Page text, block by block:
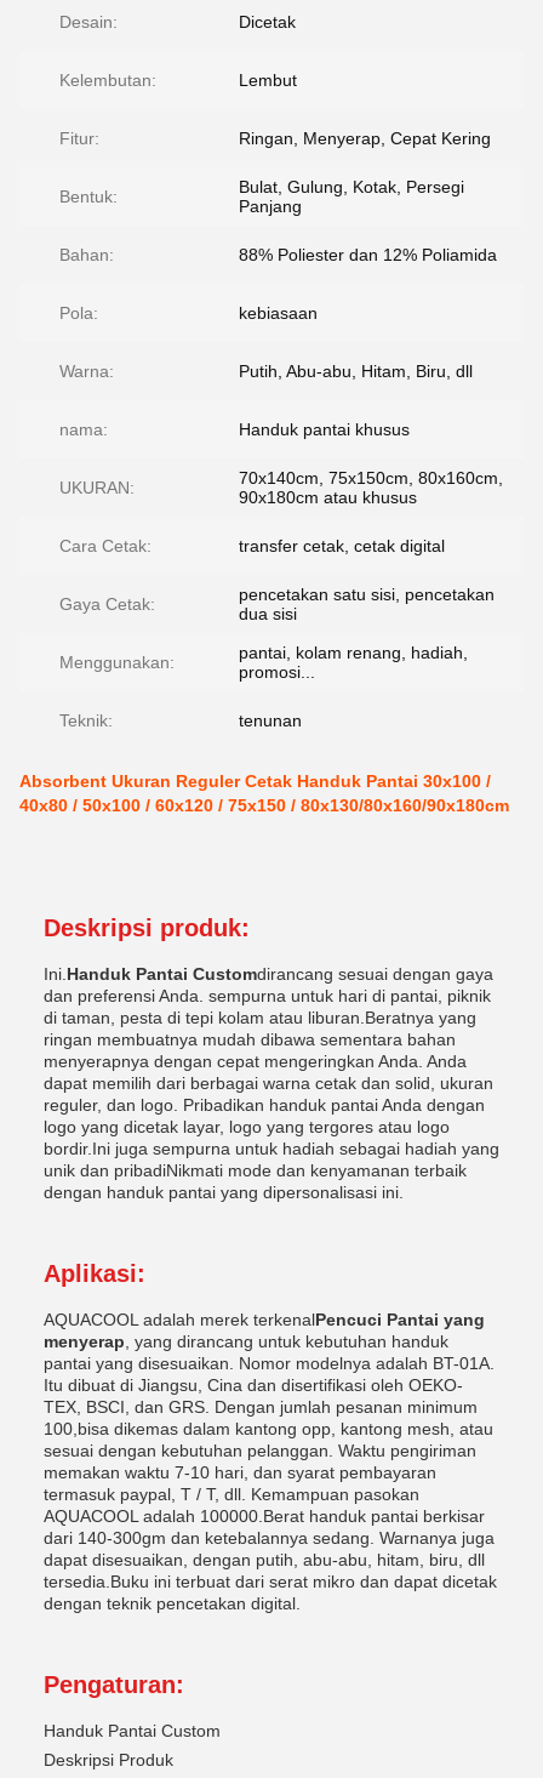
Desain: Dicetak
Kelembutan: Lembut
Fitur: Ringan, Menyerap, Cepat Kering
Bentuk:
Bulat, Gulung, Kotak, Persegi
Panjang
Bahan: 88% Poliester dan 12% Poliamida
Pola: kebiasaan
Warna: Putih, Abu-abu, Hitam, Biru, dll
nama: Handuk pantai khusus
UKURAN:
70x140cm, 75x150cm, 80x160cm,
90x180cm atau khusus
Cara Cetak: transfer cetak, cetak digital
Gaya Cetak:
pencetakan satu sisi, pencetakan
dua sisi
Menggunakan:
pantai, kolam renang, hadiah,
promosi...
Teknik: tenunan
Absorbent Ukuran Reguler Cetak Handuk Pantai 30x100 /
40x80 / 50x100 / 60x120 / 75x150 / 80x130/80x160/90x180cm
Deskripsi produk:
Ini. Handuk Pantai Customdirancang sesuai dengan gaya
dan preferensi Anda. sempurna untuk hari di pantai, piknik
di taman, pesta di tepi kolam atau liburan.Beratnya yang
ringan membuatnya mudah dibawa sementara bahan
menyerapnya dengan cepat mengeringkan Anda. Anda
dapat memilih dari berbagai warna cetak dan solid, ukuran
reguler, dan logo. Pribadikan handuk pantai Anda dengan
logo yang dicetak layar, logo yang tergores atau logo
bordir.Ini juga sempurna untuk hadiah sebagai hadiah yang
unik dan pribadiNikmati mode dan kenyamanan terbaik
dengan handuk pantai yang dipersonalisasi ini.
Aplikasi:
AQUACOOL adalah merek terkenalPencuci Pantai yang
menyerap , yang dirancang untuk kebutuhan handuk
pantai yang disesuaikan. Nomor modelnya adalah BT-01A.
Itu dibuat di Jiangsu, Cina dan disertifikasi oleh OEKO-
TEX, BSCI, dan GRS. Dengan jumlah pesanan minimum
100,bisa dikemas dalam kantong opp, kantong mesh, atau
sesuai dengan kebutuhan pelanggan. Waktu pengiriman
memakan waktu 7-10 hari, dan syarat pembayaran
termasuk paypal, T / T, dll. Kemampuan pasokan
AQUACOOL adalah 100000.Berat handuk pantai berkisar
dari 140-300gm dan ketebalannya sedang. Warnanya juga
dapat disesuaikan, dengan putih, abu-abu, hitam, biru, dll
tersedia.Buku ini terbuat dari serat mikro dan dapat dicetak
dengan teknik pencetakan digital.
Pengaturan:
Handuk Pantai Custom
Deskripsi Produk